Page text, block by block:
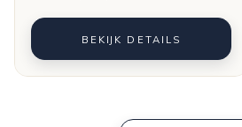
BEKIJK DETAILS